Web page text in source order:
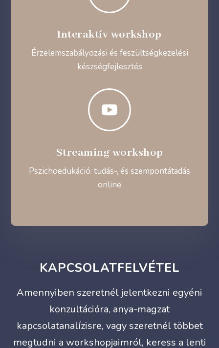
Interaktív workshop
Érzelemszabályozási és feszültségkezelési
készségfejlesztés

Streaming workshop
Pszichoedukáció: tudás-, és szempontátadás
online
KAPCSOLATFELVÉTEL
Amennyiben szeretnél jelentkezni egyéni
konzultációra, anya-magzat
kapcsolatanalízisre, vagy szeretnél többet
megtudni a workshopjaimról, keress a lenti